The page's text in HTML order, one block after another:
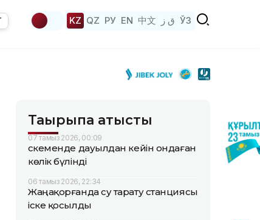
KZ QZ РУ EN 中文 ق ز ЎЗ
Тақырыпқа қатысты
07 тамыз 2026, 00:09
Өскеменде дауылдан кейін ондаған
көлік бүлінді
06 тамыз 2026, 22:34
Жаңақорғанда су тарату станциясы
іске қосылды